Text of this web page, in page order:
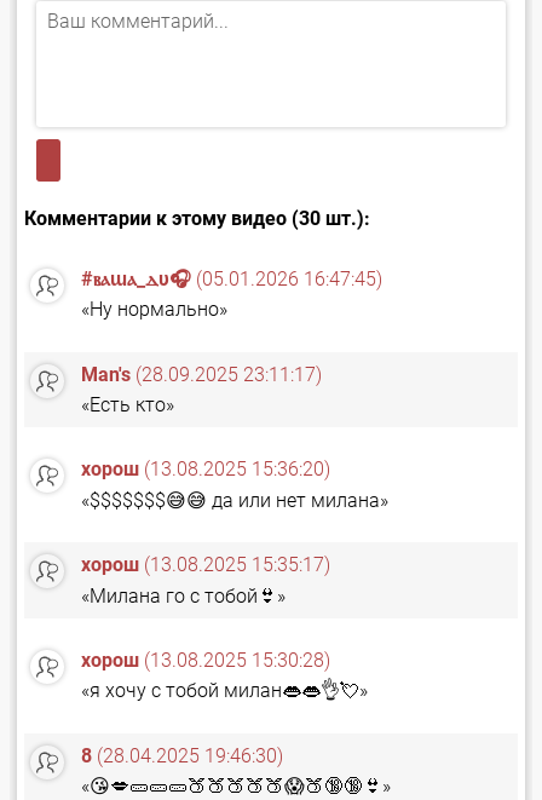
Комментарии к этому видео (30 шт.):
#ⲃⲁɯⲁ_ⲇυ🎧 (05.01.2026 16:47:45)
«Ну нормально»
Man's (28.09.2025 23:11:17)
«Есть кто»
хорош (13.08.2025 15:36:20)
«$$$$$$$😅😅 да или нет милана»
хорош (13.08.2025 15:35:17)
«Милана го с тобой👙»
хорош (13.08.2025 15:30:28)
«я хочу с тобой милан👄👄👌💘»
8 (28.04.2025 19:46:30)
«😘💋🥒🥒🥒🍑🍑🍑🍑🍑😱🍑🔞🔞👙»